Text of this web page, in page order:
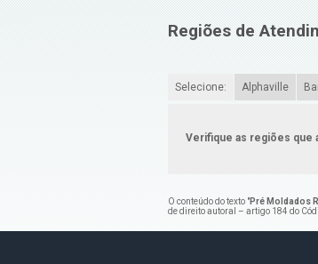
Regiões de
Selecione: Alphaville
Verifique as regiões que
O conteúdo do texto "Pré Moldados
de direito autoral – artigo 184 do